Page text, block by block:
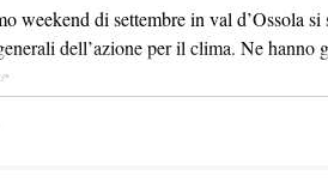
weekend di settembre in val d’Ossola si
dell’azione per il clima. Ne hanno